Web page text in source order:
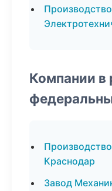
Компании
Краснодар
Завод